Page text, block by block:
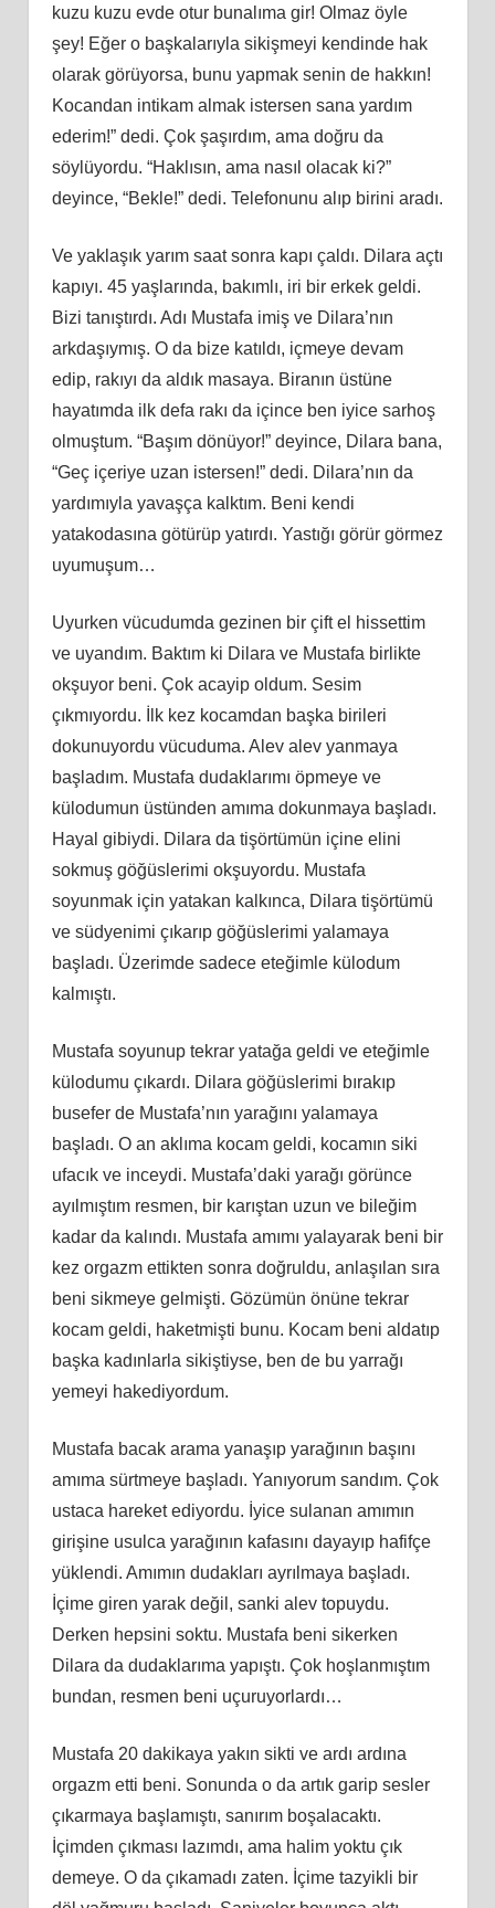
kuzu kuzu evde otur bunalıma gir! Olmaz öyle
şey! Eğer o başkalarıyla sikişmeyi kendinde hak
olarak görüyorsa, bunu yapmak senin de hakkın!
Kocandan intikam almak istersen sana yardım
ederim!” dedi. Çok şaşırdım, ama doğru da
söylüyordu. “Haklısın, ama nasıl olacak ki?”
deyince, “Bekle!” dedi. Telefonunu alıp birini aradı.
Ve yaklaşık yarım saat sonra kapı çaldı. Dilara açtı
kapıyı. 45 yaşlarında, bakımlı, iri bir erkek geldi.
Bizi tanıştırdı. Adı Mustafa imiş ve Dilara’nın
arkdaşıymış. O da bize katıldı, içmeye devam
edip, rakıyı da aldık masaya. Biranın üstüne
hayatımda ilk defa rakı da içince ben iyice sarhoş
olmuştum. “Başım dönüyor!” deyince, Dilara bana,
“Geç içeriye uzan istersen!” dedi. Dilara’nın da
yardımıyla yavaşça kalktım. Beni kendi
yatakodasına götürüp yatırdı. Yastığı görür görmez
uyumuşum…
Uyurken vücudumda gezinen bir çift el hissettim
ve uyandım. Baktım ki Dilara ve Mustafa birlikte
okşuyor beni. Çok acayip oldum. Sesim
çıkmıyordu. İlk kez kocamdan başka birileri
dokunuyordu vücuduma. Alev alev yanmaya
başladım. Mustafa dudaklarımı öpmeye ve
külodumun üstünden amıma dokunmaya başladı.
Hayal gibiydi. Dilara da tişörtümün içine elini
sokmuş göğüslerimi okşuyordu. Mustafa
soyunmak için yatakan kalkınca, Dilara tişörtümü
ve südyenimi çıkarıp göğüslerimi yalamaya
başladı. Üzerimde sadece eteğimle külodum
kalmıştı.
Mustafa soyunup tekrar yatağa geldi ve eteğimle
külodumu çıkardı. Dilara göğüslerimi bırakıp
busefer de Mustafa’nın yarağını yalamaya
başladı. O an aklıma kocam geldi, kocamın siki
ufacık ve inceydi. Mustafa’daki yarağı görünce
ayılmıştım resmen, bir karıştan uzun ve bileğim
kadar da kalındı. Mustafa amımı yalayarak beni bir
kez orgazm ettikten sonra doğruldu, anlaşılan sıra
beni sikmeye gelmişti. Gözümün önüne tekrar
kocam geldi, haketmişti bunu. Kocam beni aldatıp
başka kadınlarla sikiştiyse, ben de bu yarrağı
yemeyi hakediyordum.
Mustafa bacak arama yanaşıp yarağının başını
amıma sürtmeye başladı. Yanıyorum sandım. Çok
ustaca hareket ediyordu. İyice sulanan amımın
girişine usulca yarağının kafasını dayayıp hafifçe
yüklendi. Amımın dudakları ayrılmaya başladı.
İçime giren yarak değil, sanki alev topuydu.
Derken hepsini soktu. Mustafa beni sikerken
Dilara da dudaklarıma yapıştı. Çok hoşlanmıştım
bundan, resmen beni uçuruyorlardı…
Mustafa 20 dakikaya yakın sikti ve ardı ardına
orgazm etti beni. Sonunda o da artık garip sesler
çıkarmaya başlamıştı, sanırım boşalacaktı.
İçimden çıkması lazımdı, ama halim yoktu çık
demeye. O da çıkamadı zaten. İçime tazyikli bir